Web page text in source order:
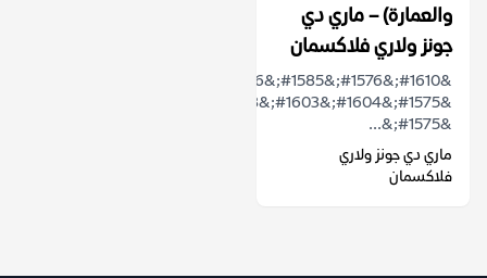
والعمارة) – ماري دي
جونز ولاري فلاكسمان
&#1575;&...
ماري دي جونز ولاري
فلاكسمان